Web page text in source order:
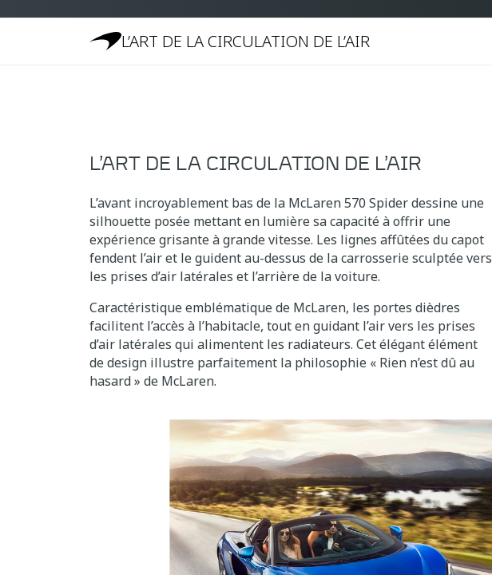
L’ART DE LA CIRCULATION DE L’AIR
L’ART DE LA CIRCULATION DE L’AIR
L’avant incroyablement bas de la McLaren 570 Spider dessine une
silhouette posée mettant en lumière sa capacité à offrir une
expérience grisante à grande vitesse. Les lignes affûtées du capot
fendent l’air et le guident au-dessus de la carrosserie sculptée vers
les prises d’air latérales et l’arrière de la voiture.
Caractéristique emblématique de McLaren, les portes dièdres
facilitent l’accès à l’habitacle, tout en guidant l’air vers les prises
d’air latérales qui alimentent les radiateurs. Cet élégant élément
de design illustre parfaitement la philosophie « Rien n’est dû au
hasard » de McLaren.